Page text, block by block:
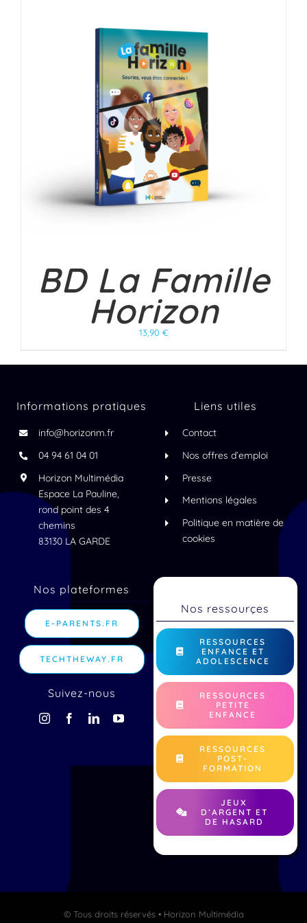
BD La Famille
Horizon
13,90 €
Nos plateformes
E-PARENTS.FR
TECHTHEWAY.FR
Suivez-nous
Liens utiles
Contact
Nos offres d’emploi
Presse
Mentions légales
Politique en matière de
cookies
Informations pratiques
info@horizonm.fr
04 94 61 04 01
Horizon Multimédia
Espace La Pauline,
rond point des 4
chemins
83130 LA GARDE
Nos ressourçes
RESSOURCES
ENFANCE ET
ADOLESCENCE
RESSOURCES
PETITE
ENFANCE
RESSOURCES
POST-
FORMATION
JEUX
D’ARGENT ET
DE HASARD
© Tous droits réservés • Horizon Multimédia